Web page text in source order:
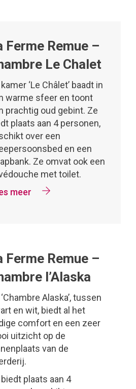
Ferme Remue –
Le Chalet
‘Le Châlet’ baadt in
warme sfeer en toont
prachtig oud gebint. Ze
plaats aan 4 personen,
over een
en een
Ze omvat ook een
met toilet.
meer
Ferme Remue –
l’Alaska
Alaska’, tussen
en wit, biedt al het
comfort en een zeer
uitzicht op de
van de
plaats aan 4